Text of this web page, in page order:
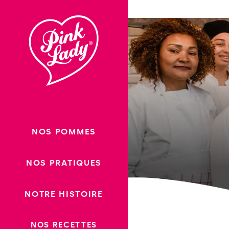
contenu
NOS POMMES
NOS PRATIQUES
NOTRE HISTOIRE
NOS RECETTES